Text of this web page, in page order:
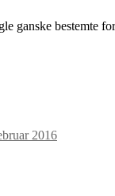
ganske
2016